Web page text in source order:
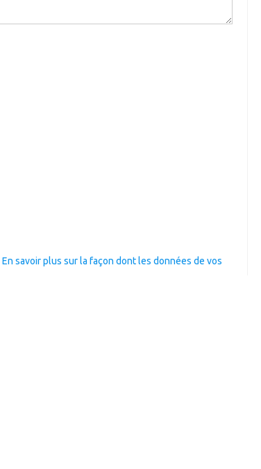
En savoir plus sur la façon dont les données de vos